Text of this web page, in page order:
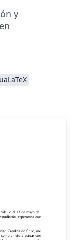
y